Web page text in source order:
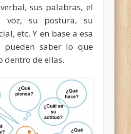
sus palabras, el
voz, su postura, su
etc. Y en base a esa
pueden saber lo que
dentro de ellas.